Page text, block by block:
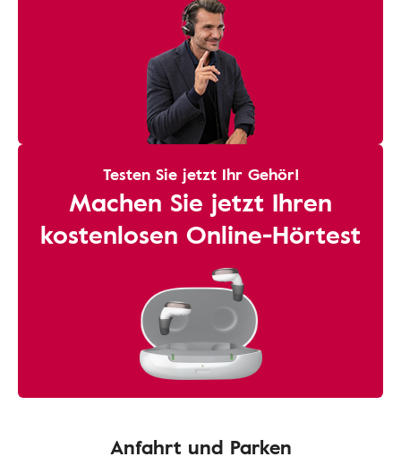
Testen Sie jetzt Ihr Gehör!
Machen Sie jetzt Ihren
kostenlosen Online-Hörtest
Anfahrt und Parken